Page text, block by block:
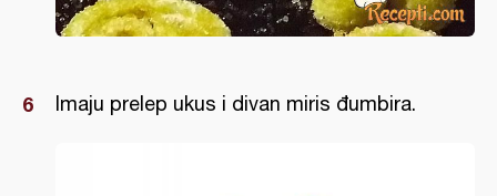
Imaju prelep ukus i divan miris đumbira.